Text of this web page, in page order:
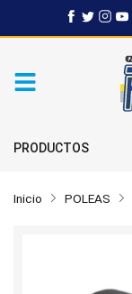
PRODUCTOS
Inicio POLEAS